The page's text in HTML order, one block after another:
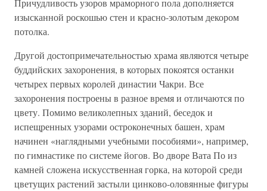
Причудливость узоров мраморного пола дополняется
изысканной роскошью стен и красно-золотым декором
потолка.
Другой достопримечательностью храма являются четыре
буддийских захоронения, в которых покоятся останки
четырех первых королей династии Чакри. Все
захоронения построены в разное время и отличаются по
цвету. Помимо великолепных зданий, беседок и
испещренных узорами остроконечных башен, храм
начинен «наглядными учебными пособиями», например,
по гимнастике по системе йогов. Во дворе Вата По из
камней сложена искусственная горка, на которой среди
цветущих растений застыли цинково-оловянные фигуры